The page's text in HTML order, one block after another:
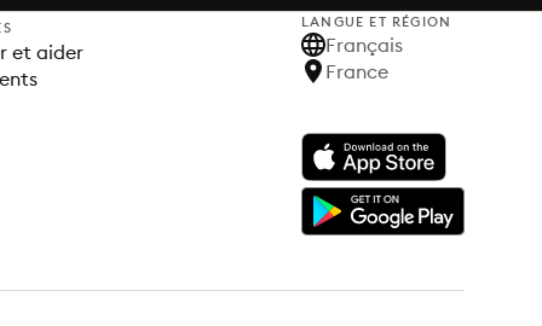
et aider
LANGUE ET RÉGION
Français
France